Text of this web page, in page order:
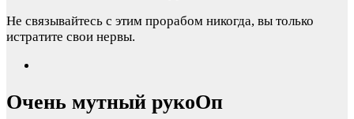
Не связывайтесь с этим прорабом никогда, вы только
истратите свои нервы.
Очень мутный рукоОп